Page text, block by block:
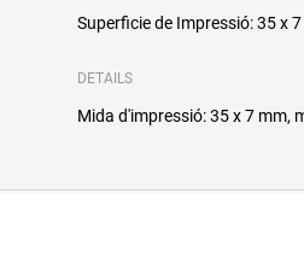
Superficie de Impressió: 35 x
DETAILS
Mida d'impressió: 35 x 7 mm,